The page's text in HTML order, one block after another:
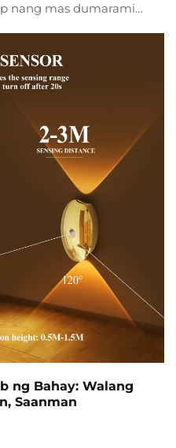
nang mas dumarami
enerhiya at ginhawa ng
ng mga matalinong
ng Bahay: Walang
Saanman